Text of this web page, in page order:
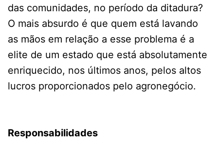
das comunidades, no período da ditadura?
O mais absurdo é que quem está lavando
as mãos em relação a esse problema é a
elite de um estado que está absolutamente
enriquecido, nos últimos anos, pelos altos
lucros proporcionados pelo agronegócio.
Responsabilidades